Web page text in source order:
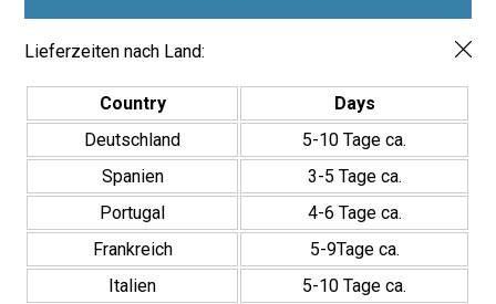
DasPorcelánico Mármol Alba 20×20
wurde, die Ästhetik von Innenräumen zu verbessern. Darüber
hinaus macht ihr zeitloses Design und ihre Widerstandsfähigkeit
sie zur perfekten Wahl für alle, die Stil und Funktionalität
schätzen. Geben Sie Ihren Innenräumen einen einzigartigen und
raffinierten Touch mit dieser Fliese, die Ihre Räume zweifellos
makellos erstrahlen lässt.
Lieferzeiten nach Land:
Country
Days
Deutschland
5-10 Tage ca.
Spanien
3-5 Tage ca.
Portugal
4-6 Tage ca.
Frankreich
5-9Tage ca.
Italien
5-10 Tage ca.